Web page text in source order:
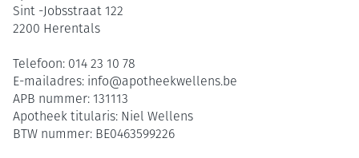
Sint -Jobsstraat 122
2200 Herentals
Telefoon: 014 23 10 78
E-mailadres: info@apotheekwellens.be
APB nummer: 131113
Apotheek titularis: Niel Wellens
BTW nummer: BE0463599226